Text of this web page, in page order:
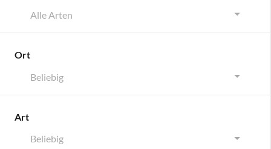
Alle Arten
Ort
Beliebig
Art
Beliebig
Karlsruhe
Karlsruhe